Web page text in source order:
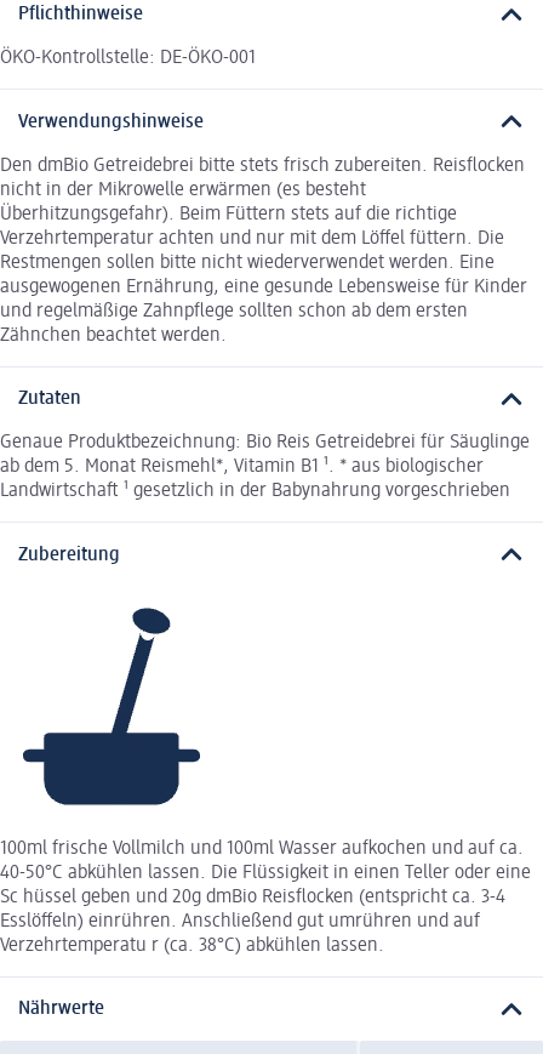
Pflichthinweise
ÖKO-Kontrollstelle: DE-ÖKO-001
Verwendungshinweise
Den dmBio Getreidebrei bitte stets frisch zubereiten. Reisflocken
nicht in der Mikrowelle erwärmen (es besteht
Überhitzungsgefahr). Beim Füttern stets auf die richtige
Verzehrtemperatur achten und nur mit dem Löffel füttern. Die
Restmengen sollen bitte nicht wiederverwendet werden. Eine
ausgewogenen Ernährung, eine gesunde Lebensweise für Kinder
und regelmäßige Zahnpflege sollten schon ab dem ersten
Zähnchen beachtet werden.
Zutaten
Genaue Produktbezeichnung: Bio Reis Getreidebrei für Säuglinge
ab dem 5. Monat Reismehl*, Vitamin B1 ¹. * aus biologischer
Landwirtschaft ¹ gesetzlich in der Babynahrung vorgeschrieben
Zubereitung
100ml frische Vollmilch und 100ml Wasser aufkochen und auf ca.
40-50°C abkühlen lassen. Die Flüssigkeit in einen Teller oder eine
Sc hüssel geben und 20g dmBio Reisflocken (entspricht ca. 3-4
Esslöffeln) einrühren. Anschließend gut umrühren und auf
Verzehrtemperatu r (ca. 38°C) abkühlen lassen.
Nährwerte